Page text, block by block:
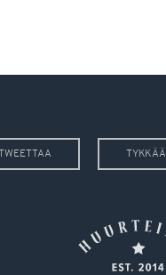
TWEETTAA TYKKÄÄ